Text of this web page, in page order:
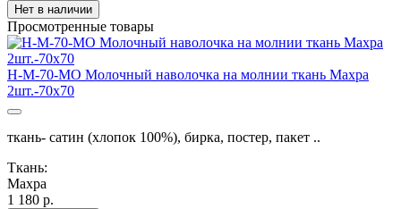
Нет в наличии
Просмотренные товары
Н-М-70-МО Молочный наволочка на молнии ткань Махра
2шт.-70х70
ткань- сатин (хлопок 100%), бирка, постер, пакет ..
Ткань:
Махра
1 180 р.